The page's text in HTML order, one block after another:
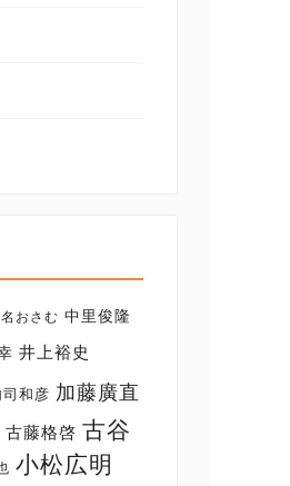
名おさむ 中里俊隆
井上裕史
司和彦 加藤廣直
古藤格啓 古谷
小松広明